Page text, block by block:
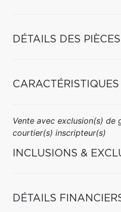
DÉTAILS DES PIÈCES
CARACTÉRISTIQUES
Vente avec exclusion(s) de
courtier(s) inscripteur(s)
INCLUSIONS &
DÉTAILS